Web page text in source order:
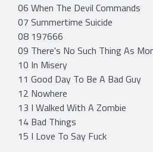
06 When The Devil Commands
07 Summertime Suicide
08 197666
09 There's No Such Thing As
10 In Misery
11 Good Day To Be A Bad Guy
12 Nowhere
13 I Walked With A Zombie
14 Bad Things
15 I Love To Say Fuck